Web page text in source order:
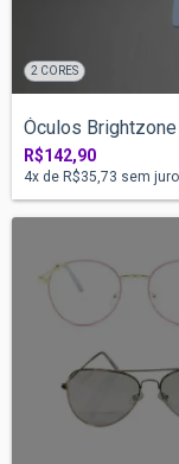
2 CORES
Óculos Brightzone
R$142,90
4x de R$35,73 sem